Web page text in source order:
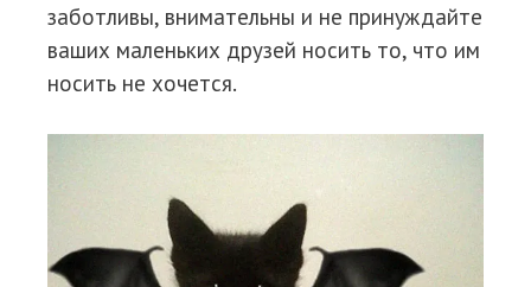
заботливы, внимательны и не принуждайте
ваших маленьких друзей носить то, что им
носить не хочется.